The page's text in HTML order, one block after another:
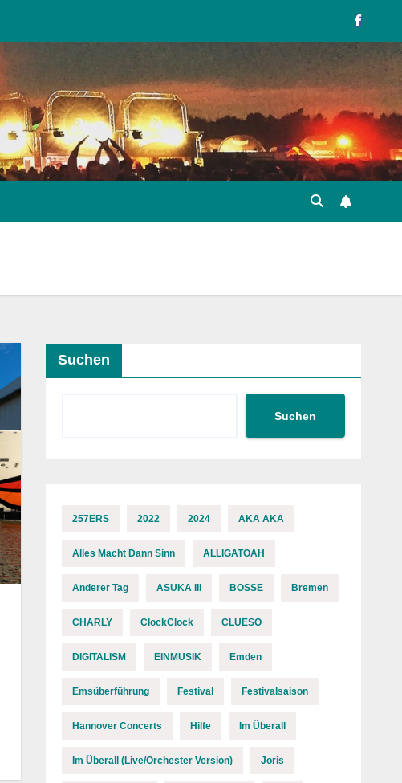
Suchen
Suchen
257ERS 2022 2024 AKA AKA
Alles Macht Dann Sinn ALLIGATOAH
Anderer Tag ASUKA III BOSSE Bremen
CHARLY ClockClock CLUESO
DIGITALISM EINMUSIK Emden
Emsüberführung Festival Festivalsaison
Hannover Concerts Hilfe Im Überall
Im Überall (Live/Orchester Version) Joris